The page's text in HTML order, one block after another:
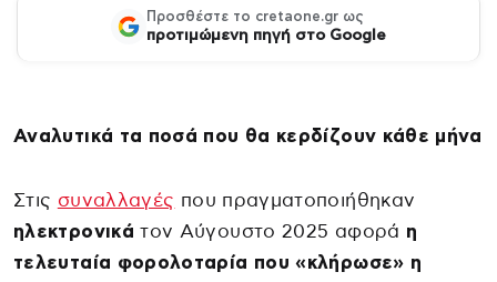
Προσθέστε το cretaone.gr ως
προτιμώμενη πηγή στο Google
Αναλυτικά τα ποσά που θα κερδίζουν κάθε μήνα
Στις συναλλαγές που πραγματοποιήθηκαν
ηλεκτρονικά τον Αύγουστο 2025 αφορά η
τελευταία φορολοταρία που «κλήρωσε» η